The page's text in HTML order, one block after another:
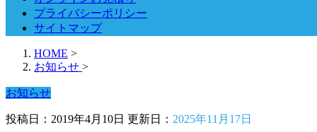
プライバシーポリシー
サイトマップ
HOME >
お知らせ >
お知らせ
投稿日：2019年4月10日 更新日： 2025年11月17日